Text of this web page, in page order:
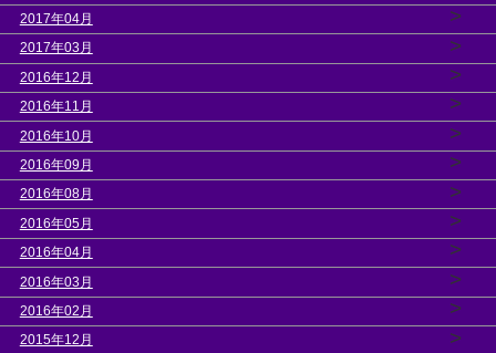
2017年04月 >
2017年03月 >
2016年12月 >
2016年11月 >
2016年10月 >
2016年09月 >
2016年08月 >
2016年05月 >
2016年04月 >
2016年03月 >
2016年02月 >
2015年12月 >